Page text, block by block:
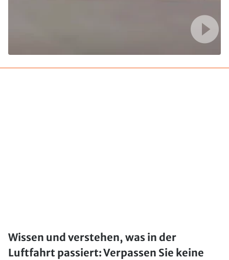
Wissen und verstehen, was in der
Luftfahrt passiert: Verpassen Sie keine